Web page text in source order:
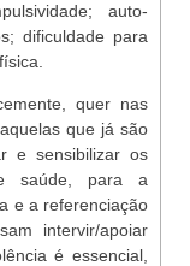
auto-
dificuldade para
quer nas
que já são
e sensibilizar os
saúde, para a
e a referenciação
intervir/apoiar
é essencial,